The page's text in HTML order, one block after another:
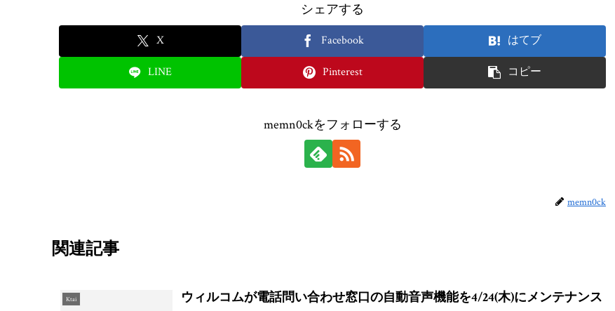
シェアする
X Facebook はてブ
LINE Pinterest コピー
memn0ckをフォローする
memn0ck
関連記事
Ktai ウィルコムが電話問い合わせ窓口の自動音声機能を4/24(木)にメンテナンス